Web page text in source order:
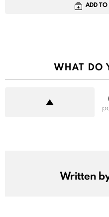
ADD TO
WHAT DO
Written